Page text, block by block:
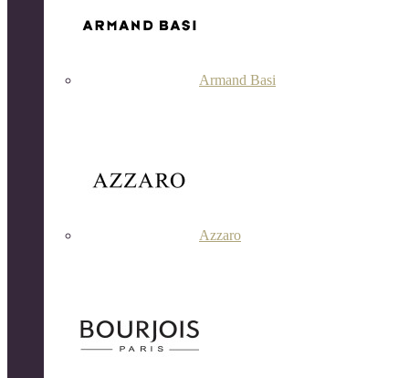
Armand Basi
Azzaro